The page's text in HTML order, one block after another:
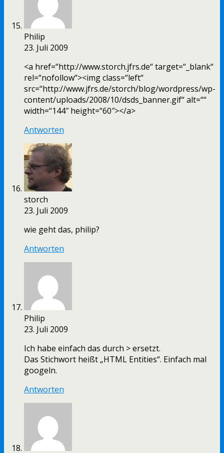
Philip
23. Juli 2009
<a href=“http://www.storch.jfrs.de“ target=“_blank“
rel=“nofollow“><img class=“left“
src=“http://www.jfrs.de/storch/blog/wordpress/wp-
content/uploads/2008/10/dsds_banner.gif“ alt=““
width=“144″ height=“60″></a>
Antworten
storch
23. Juli 2009
wie geht das, philip?
Antworten
Philip
23. Juli 2009
Ich habe einfach das durch > ersetzt.
Das Stichwort heißt „HTML Entities“. Einfach mal
googeln.
Antworten